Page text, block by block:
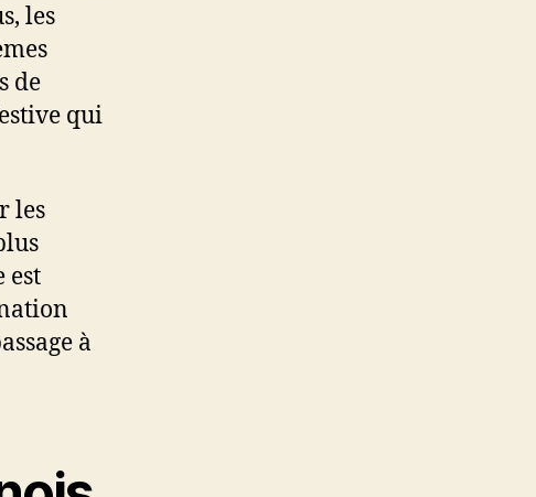
les
de
qui
les
est
à